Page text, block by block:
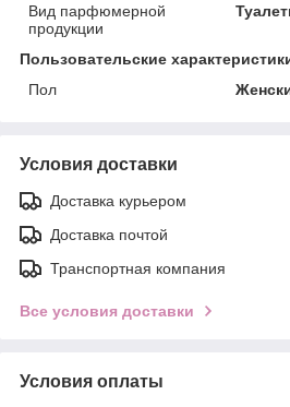
Вид парфюмерной
продукции
Пользовательские
Пол
Условия доставки
Доставка курьером
Доставка почтой
Транспортная компания
Все условия доставки
Условия оплаты